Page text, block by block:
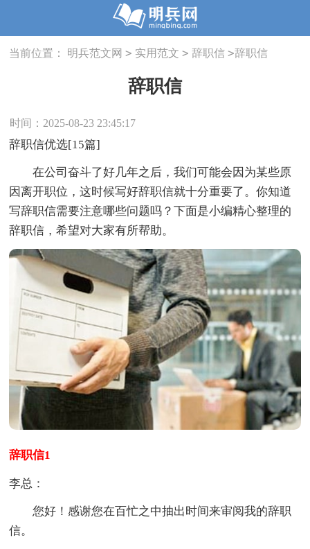
当前位置： 明兵范文网 > 实用范文 > 辞职信 >辞职信
辞职信
时间：2025-08-23 23:45:17
辞职信优选[15篇]
在公司奋斗了好几年之后，我们可能会因为某些原
因离开职位，这时候写好辞职信就十分重要了。你知道
写辞职信需要注意哪些问题吗？下面是小编精心整理的
辞职信，希望对大家有所帮助。
辞职信1
李总：
您好！感谢您在百忙之中抽出时间来审阅我的辞职
信。